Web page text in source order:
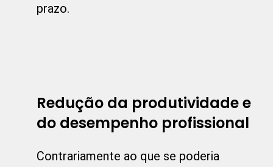
prazo.
Redução da produtividade e
do desempenho profissional
Contrariamente ao que se poderia